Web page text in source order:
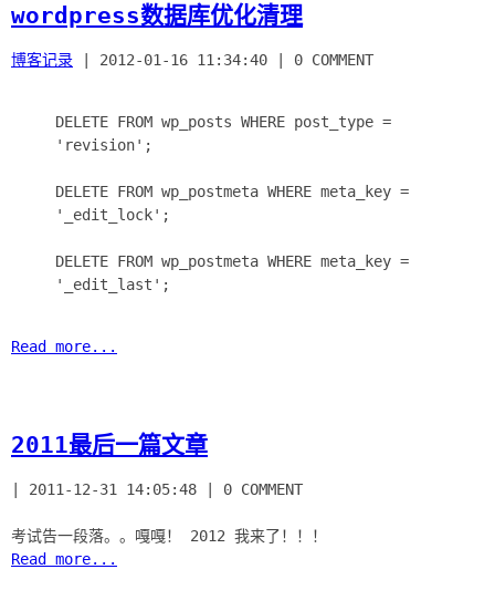
wordpress数据库优化清理
博客记录 2012-01-16 11:34:40 0 COMMENT
DELETE FROM wp_posts WHERE post_type =
'revision';
DELETE FROM wp_postmeta WHERE meta_key =
'_edit_lock';
DELETE FROM wp_postmeta WHERE meta_key =
'_edit_last';
Read more...
2011最后一篇文章
2011-12-31 14:05:48 0 COMMENT
Read more...